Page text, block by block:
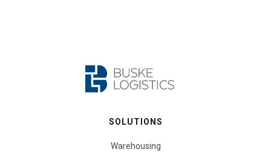
SOLUTIONS
Warehousing